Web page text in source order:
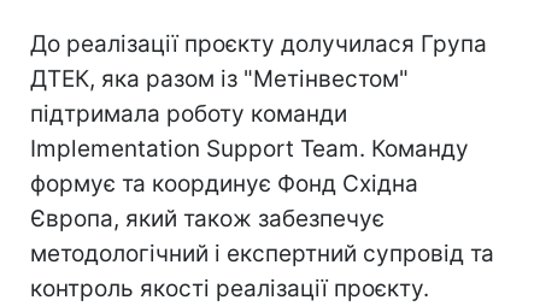
До реалізації проєкту долучилася Група
ДТЕК, яка разом із "Метінвестом"
підтримала роботу команди
Implementation Support Team. Команду
формує та координує Фонд Східна
Європа, який також забезпечує
методологічний і експертний супровід та
контроль якості реалізації проєкту.